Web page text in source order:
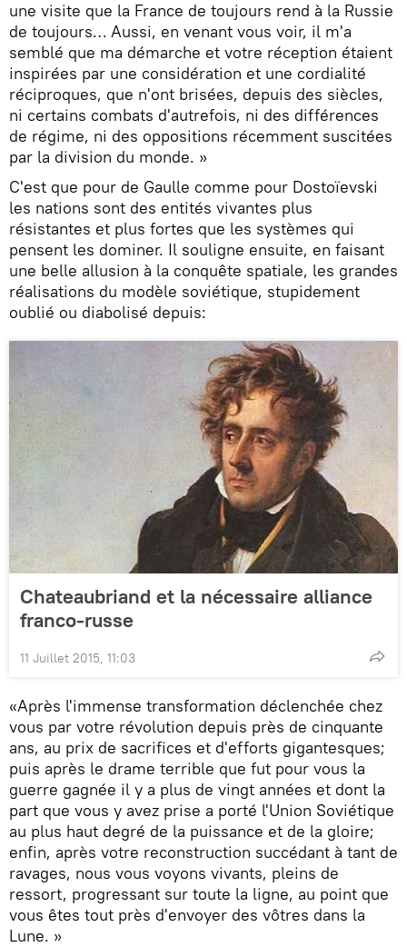
une visite que la France de toujours rend à la Russie
de toujours… Aussi, en venant vous voir, il m'a
semblé que ma démarche et votre réception étaient
inspirées par une considération et une cordialité
réciproques, que n'ont brisées, depuis des siècles,
ni certains combats d'autrefois, ni des différences
de régime, ni des oppositions récemment suscitées
par la division du monde. »
C'est que pour de Gaulle comme pour Dostoïevski
les nations sont des entités vivantes plus
résistantes et plus fortes que les systèmes qui
pensent les dominer. Il souligne ensuite, en faisant
une belle allusion à la conquête spatiale, les grandes
réalisations du modèle soviétique, stupidement
oublié ou diabolisé depuis:
Chateaubriand et la nécessaire alliance
franco-russe
11 Juillet 2015, 11:03
«Après l'immense transformation déclenchée chez
vous par votre révolution depuis près de cinquante
ans, au prix de sacrifices et d'efforts gigantesques;
puis après le drame terrible que fut pour vous la
guerre gagnée il y a plus de vingt années et dont la
part que vous y avez prise a porté l'Union Soviétique
au plus haut degré de la puissance et de la gloire;
enfin, après votre reconstruction succédant à tant de
ravages, nous vous voyons vivants, pleins de
ressort, progressant sur toute la ligne, au point que
vous êtes tout près d'envoyer des vôtres dans la
Lune. »